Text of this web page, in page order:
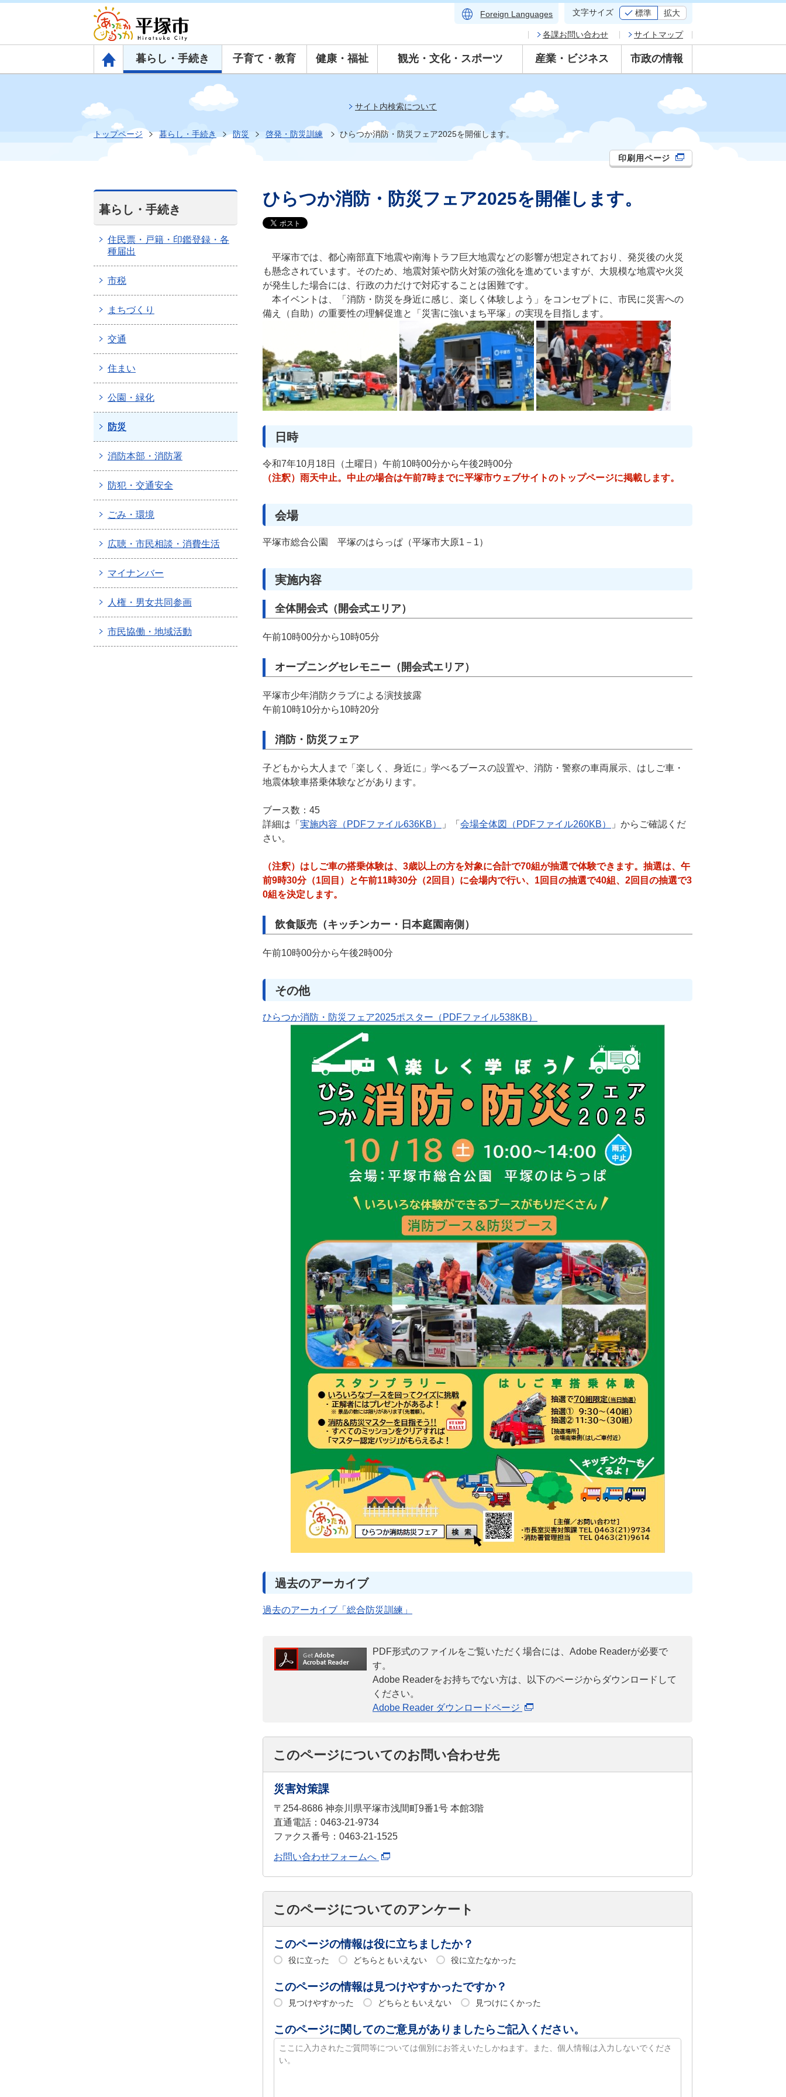
Foreign Languages 文字サイズ 標準 拡大
トップページ
暮らし・手続き 子育て・教育 健康・福祉 観光・文化・スポーツ 産業・ビジネス 市政の情報
各課お問い合わせ サイトマップ
サイト内検索について
トップページ 暮らし・手続き 防災 啓発・防災訓練 ひらつか消防・防災フェア2025を開催します。
ひらつか消防・防災フェア2025を開催します。
印刷用ページ
平塚市では、都心南部直下地震や南海トラフ巨大地震などの影響が想定されており、発災後の火災
も懸念されています。そのため、地震対策や防火対策の強化を進めていますが、大規模な地震や火災
が発生した場合には、行政の力だけで対応することは困難です。
本イベントは、「消防・防災を身近に感じ、楽しく体験しよう」をコンセプトに、市民に災害への
備え（自助）の重要性の理解促進と「災害に強いまち平塚」の実現を目指します。
日時
令和7年10月18日（土曜日）午前10時00分から午後2時00分
（注釈）雨天中止。中止の場合は午前7時までに平塚市ウェブサイトのトップページに掲載します。
会場
平塚市総合公園 平塚のはらっぱ（平塚市大原1－1）
実施内容
全体開会式（開会式エリア）
午前10時00分から10時05分
オープニングセレモニー（開会式エリア）
平塚市少年消防クラブによる演技披露
午前10時10分から10時20分
消防・防災フェア
子どもから大人まで「楽しく、身近に」学べるブースの設置や、消防・警察の車両展示、はしご車・
地震体験車搭乗体験などがあります。
ブース数：45
詳細は「 実施内容（PDFファイル636KB） 」「 会場全体図（PDFファイル260KB）
」からご確認くだ
さい。
（注釈）はしご車の搭乗体験は、3歳以上の方を対象に合計で70組が抽選で体験できます。抽選は、午
前9時30分（1回目）と午前11時30分（2回目）に会場内で行い、1回目の抽選で40組、2回目の抽選で3
0組を決定します。
飲食販売（キッチンカー・日本庭園南側）
午前10時00分から午後2時00分
その他
ひらつか消防・防災フェア2025ポスター（PDFファイル538KB）
過去のアーカイブ
過去のアーカイブ「総合防災訓練」
PDF形式のファイルをご覧いただく場合には、Adobe Readerが必要で
す。
Adobe Readerをお持ちでない方は、以下のページからダウンロードして
ください。
Adobe Reader ダウンロードページ
このページについてのお問い合わせ先
災害対策課
〒254-8686 神奈川県平塚市浅間町9番1号 本館3階
直通電話：0463-21-9734
ファクス番号：0463-21-1525
お問い合わせフォームへ
このページについてのアンケート
このページの情報は役に立ちましたか？
役に立った どちらともいえない 役に立たなかった
このページの情報は見つけやすかったですか？
見つけやすかった どちらともいえない 見つけにくかった
このページに関してのご意見がありましたらご記入ください。
暮らし・手続き
住民票・戸籍・印鑑登録・各
種届出
市税
まちづくり
交通
住まい
公園・緑化
防災
消防本部・消防署
防犯・交通安全
ごみ・環境
広聴・市民相談・消費生活
マイナンバー
人権・男女共同参画
市民協働・地域活動